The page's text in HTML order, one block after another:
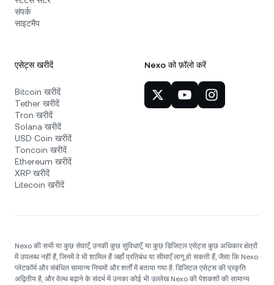
संपर्क
साइटमैप
एसेट्स खरीदें
Bitcoin खरीदें
Tether खरीदें
Tron खरीदें
Solana खरीदें
USD Coin खरीदें
Toncoin खरीदें
Ethereum खरीदें
XRP खरीदें
Litecoin खरीदें
Nexo को फ़ॉलो करें
Nexo की सभी या कुछ सेवाएँ, उनकी कुछ सुविधाएँ, या कुछ डिजिटल एसेट्स कुछ अधिकार क्षेत्रों
में उपलब्ध नहीं हैं, जिनमें वे भी शामिल हैं जहाँ प्रतिबंध या सीमाएँ लागू हो सकती हैं, जैसा कि Nexo
प्लेटफ़ॉर्म और संबंधित सामान्य नियमों और शर्तों में बताया गया है. डिजिटल एसेट्स की प्रकृति
अद्वितीय है, और वेल्थ बढ़ाने के संदर्भ में उनका कोई भी उल्लेख Nexo की पेशकशों की सामान्य